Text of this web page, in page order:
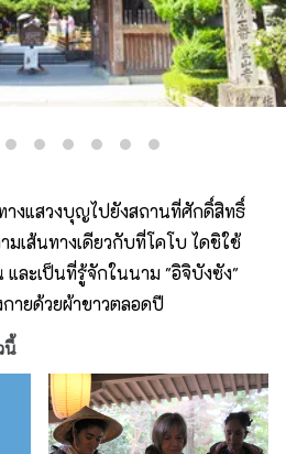
างแสวงบุญไปยังสถานที่ศักดิ์สิทธิ์
มเส้นทางเดียวกับที่โคโบ ไดชิใช้
ละเป็นที่รู้จักในนาม "อิจิบังซัง"
ายด้วยผ้าขาวตลอดปี
นี้